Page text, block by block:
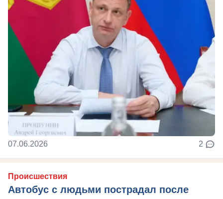
07.06.2026 2
Происшествия
Автобус с людьми пострадал после